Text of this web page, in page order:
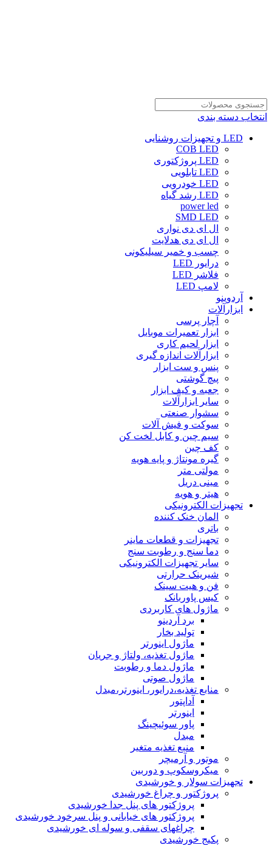
انتخاب دسته بندی
LED و تجهیزات روشنایی
COB LED
LED پروژکتوری
LED تابلویی
LED خودرویی
LED رشد گیاه
power led
SMD LED
ال ای دی نواری
ال ای دی هدلایت
چسب و خمیر سیلیکونی
درایور LED
فلاشر LED
لامپ LED
آردوینو
ابزارآلات
آچار پرسی
ابزار تعمیرات موبایل
ابزار لحیم کاری
ابزارآلات اندازه گیری
پنس و ست ابزار
پیچ گوشتی
جعبه و کیف ابزار
سایر ابزارآلات
سشوار صنعتی
سوکت و فیش آلات
سیم چین و کابل لخت کن
کف چین
گیره مونتاژ و پایه هویه
مولتی متر
مینی دریل
هیتر و هویه
تجهیزات الکترونیکی
المان خنک کننده
باتری
تجهیزات و قطعات ماینر
دما سنج و رطوبت سنج
سایر تجهیزات الکترونیکی
شیرینک حرارتی
فن و هیت سینک
کیس پاوربانک
ماژول های کاربردی
برد آردینو
تولید بخار
ماژول اینورتر
ماژول تغذیه، ولتاژ و جریان
ماژول دما و رطوبت
ماژول صوتی
منابع تغذیه،درایور، اینورتر،مبدل
آداپتور
اینورتر
پاور سوئیچینگ
مبدل
منبع تغذیه متغیر
موتور و آرمیچر
میکروسکوپ و دوربین
تجهیزات سولار و خورشیدی
پروژکتور و چراغ خورشیدی
پروژکتور های پنل جدا خورشیدی
پروژکتور های خیابانی و پنل سرخود خورشیدی
چراغهای سقفی و سوله ای خورشیدی
پکیج خورشیدی